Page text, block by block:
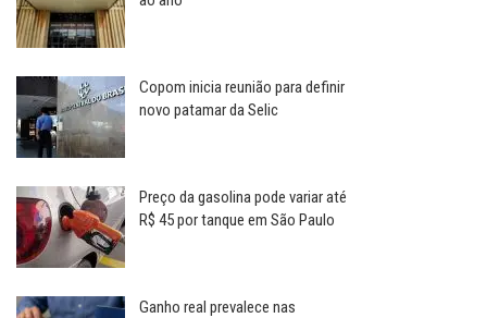
Copom inicia reunião para definir
novo patamar da Selic
Preço da gasolina pode variar até
R$ 45 por tanque em São Paulo
Ganho real prevalece nas